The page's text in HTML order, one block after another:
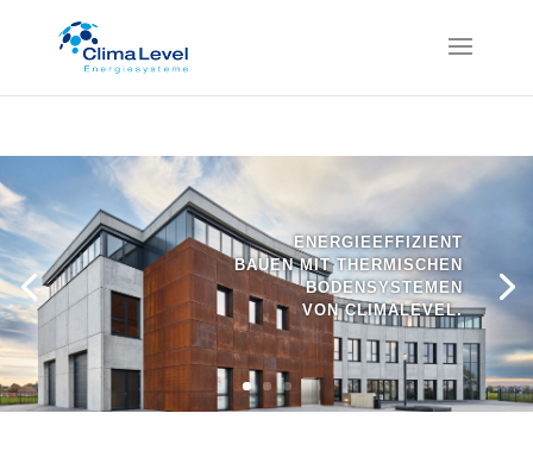
UNSERE LANGJÄHRIGE EXPERTISE UND
HÖCHSTE MOTIVATION GARANTIERT IHNEN
TOP-QUALITÄT.